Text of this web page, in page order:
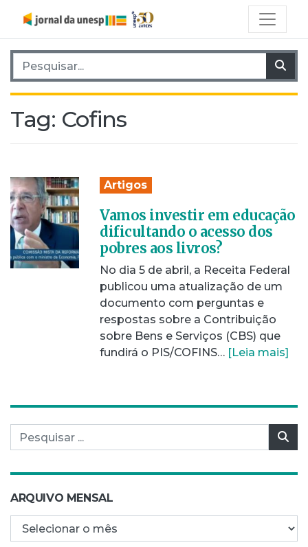
Pesquisar por:
Tag: Cofins
Artigos
Vamos investir em educação
dificultando o acesso dos
pobres aos livros?
No dia 5 de abril, a Receita Federal
publicou uma atualização de um
documento com perguntas e
respostas sobre a Contribuição
sobre Bens e Serviços (CBS) que
fundirá o PIS/COFINS… [Leia mais]
Pesquisar por:
ARQUIVO MENSAL
Arquivo mensal